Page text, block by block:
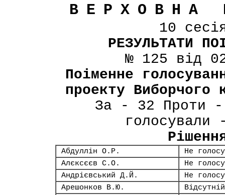
ВЕРХОВНА
10
РЕЗУЛЬТАТИ
№ 125 від
Поіменне
проекту Виборчого
За - 32 Проти -
Абдуллін О.Р.
Не
Алєксєєв С.О.
Не
Андрієвський Д.Й.
Не
Арешонков В.Ю.
Відсутній